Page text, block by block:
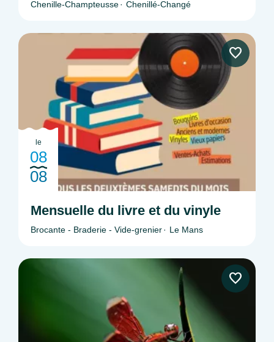
Chenille-Champteusse
Chenillé-Changé
le
08
08
Mensuelle du livre et du vinyle
Brocante - Braderie - Vide-grenier Le Mans